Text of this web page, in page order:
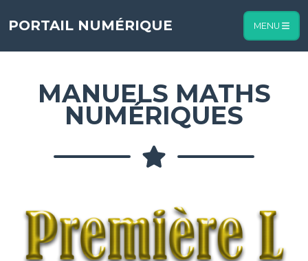
PORTAIL NUMÉRIQUE MENU
MANUELS MATHS
NUMÉRIQUES